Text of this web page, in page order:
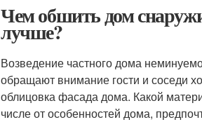
Чем обшить дом
лучше?
Возведение частного дома
обращают внимание гости и соседи
облицовка фасада дома. Какой
числе от особенностей дома,